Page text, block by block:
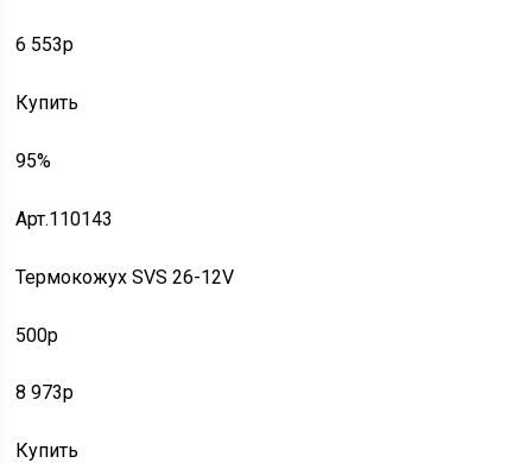
6 553p
Купить
95%
Арт.110143
Термокожух SVS 26-12V
500p
8 973p
Купить